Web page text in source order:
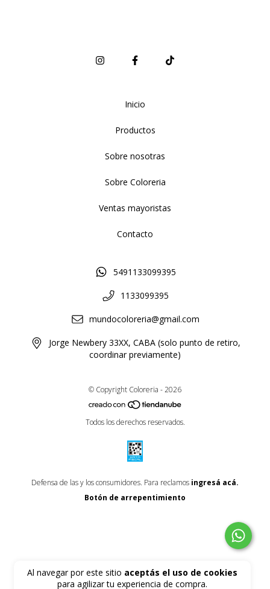
Al navegar por este sitio aceptás el uso de cookies
para agilizar tu experiencia de compra.
Inicio
Productos
Sobre nosotras
Sobre Coloreria
Ventas mayoristas
Contacto
5491133099395
1133099395
mundocoloreria@gmail.com
Jorge Newbery 33XX, CABA (solo punto de retiro,
coordinar previamente)
© Copyright Coloreria - 2026
Todos los derechos reservados.
Defensa de las y los consumidores. Para reclamos ingresá acá.
Botón de arrepentimiento